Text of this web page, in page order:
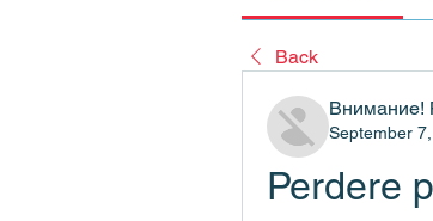
Back
Внимание!
September
Perdere